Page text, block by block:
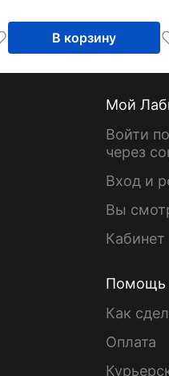
В корзину
Мой
Войти
через
Вход и
Вы
Кабинет
Помощь
Как
Оплата